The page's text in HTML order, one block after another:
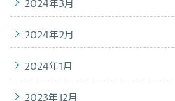
2024年3月
2024年2月
2024年1月
2023年12月